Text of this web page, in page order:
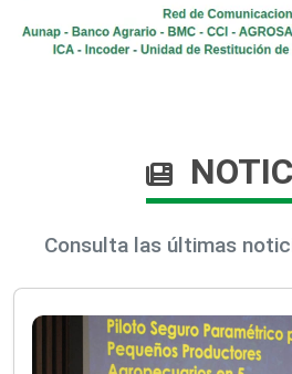
Consulta las últimas